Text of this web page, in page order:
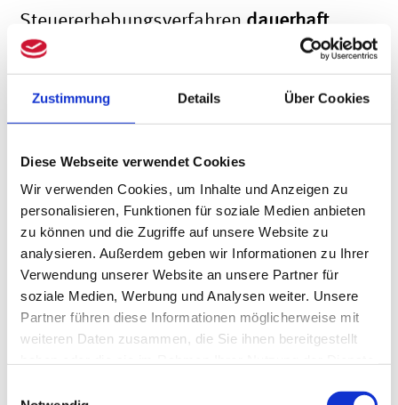
Zustimmung Details Über Cookies
Diese Webseite verwendet Cookies
Wir verwenden Cookies, um Inhalte und Anzeigen zu
personalisieren, Funktionen für soziale Medien anbieten
zu können und die Zugriffe auf unsere Website zu
analysieren. Außerdem geben wir Informationen zu Ihrer
Verwendung unserer Website an unsere Partner für
soziale Medien, Werbung und Analysen weiter. Unsere
Partner führen diese Informationen möglicherweise mit
weiteren Daten zusammen, die Sie ihnen bereitgestellt
Steuererhebungsverfahren dauerhaft
und zinslos gestundet
unabhängig davon, ob sie bereits
gezahlt wurde.
Das bedeutet: Selbst wer die
Wegzugssteuer bereits entrichtet hat,
kann rückwirkend eine zinslose
Stundung beantragen und erhält ggf.
sogar eine verzinste Erstattung der
entrichteten Steuer – sofern keine
Zahlungsverjährung eingetreten ist.